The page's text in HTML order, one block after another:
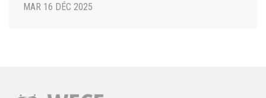
MAR 16 DÉC 2025